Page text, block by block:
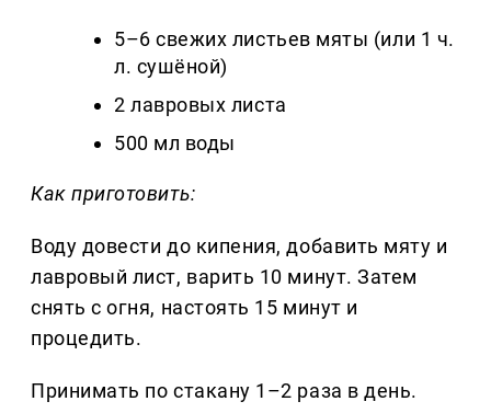
5–6 свежих листьев мяты (или 1 ч.
л. сушёной)
2 лавровых листа
500 мл воды
Как приготовить:
Воду довести до кипения, добавить мяту и
лавровый лист, варить 10 минут. Затем
снять с огня, настоять 15 минут и
процедить.
Принимать по стакану 1–2 раза в день.